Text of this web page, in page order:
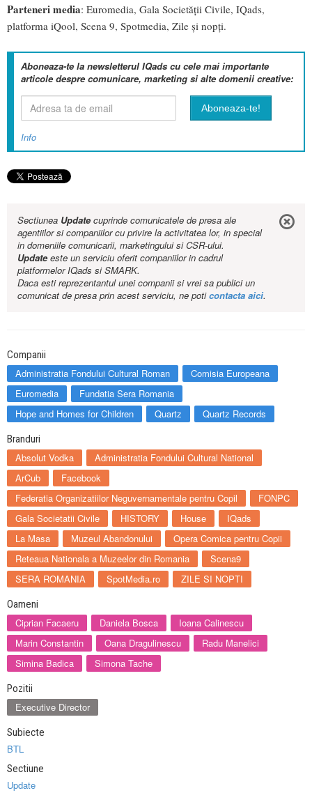
Parteneri media: Euromedia, Gala Societății Civile, IQads,
platforma iQool, Scena 9, Spotmedia, Zile și nopți.
Aboneaza-te la newsletterul IQads cu cele mai importante
articole despre comunicare, marketing si alte domenii creative:
Info
Sectiunea Updatecuprinde comunicatele de presa ale
agentiilor si companiilor cu privire la activitatea lor, in special
in domeniile comunicarii, marketingului si CSR-ului.
Updateeste un serviciu oferit companiilor in cadrul
platformelor IQads si SMARK.
Daca esti reprezentantul unei companii si vrei sa publici un
comunicat de presa prin acest serviciu, ne poticontacta aici.
Companii
Administratia Fondului Cultural Roman
Comisia Europeana
Euromedia
Fundatia Sera Romania
Hope and Homes for Children
Quartz Quartz Records
Branduri
Absolut Vodka
Administratia Fondului Cultural National
ArCub
Facebook
Federatia Organizatiilor Neguvernamentale pentru Copil
FONPC
Gala Societatii Civile
HISTORY House
IQads
La Masa
Muzeul Abandonului
Opera Comica pentru Copii
Reteaua Nationala a Muzeelor din Romania
Scena9
SERA ROMANIA
SpotMedia.ro ZILE SI NOPTI
Oameni
Ciprian Facaeru Daniela Bosca
Ioana Calinescu
Marin Constantin
Oana Dragulinescu
Radu Manelici
Simina Badica
Simona Tache
Pozitii
Executive Director
Subiecte
BTL
Sectiune
Update